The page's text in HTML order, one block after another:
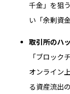
千金」を狙
い「余剰資
取引所のハ
「ブロック
オンライン
る資産流出